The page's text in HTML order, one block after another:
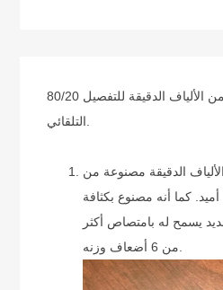
80/20 قم بخلط قطعة قماش من الألياف الدقيقة للتفصيل
الدقيقة مصنوعة من
و 20٪ بولي أميد. كما أنه مصنوع بكثافة
يسمح له بامتصاص أكثر